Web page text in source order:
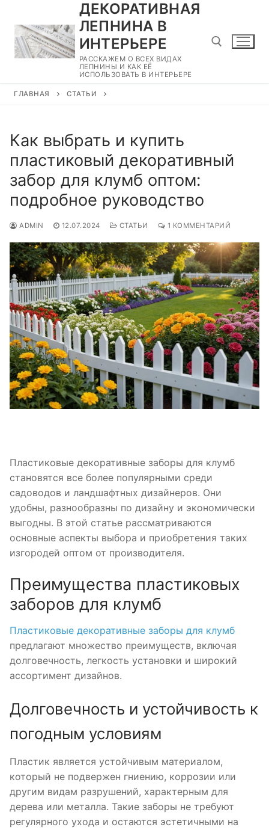
содержимому
ДЕКОРАТИВНАЯ
ЛЕПНИНА В
ИНТЕРЬЕРЕ
РАССКАЖЕМ О ВСЕХ ВИДАХ
ЛЕПНИНЫ И КАК ЕЁ
ИСПОЛЬЗОВАТЬ В ИНТЕРЬЕРЕ
ГЛАВНАЯ СТАТЬИ
Как выбрать и купить
пластиковый декоративный
забор для клумб оптом:
подробное руководство
ADMIN 12.07.2024 СТАТЬИ 1 КОММЕНТАРИЙ
Пластиковые декоративные заборы для клумб
становятся все более популярными среди
садоводов и ландшафтных дизайнеров. Они
удобны, разнообразны по дизайну и экономически
выгодны. В этой статье рассматриваются
основные аспекты выбора и приобретения таких
изгородей оптом от производителя.
Преимущества пластиковых
заборов для клумб
Пластиковые декоративные заборы для клумб
предлагают множество преимуществ, включая
долговечность, легкость установки и широкий
ассортимент дизайнов.
Долговечность и устойчивость к
погодным условиям
Пластик является устойчивым материалом,
который не подвержен гниению, коррозии или
другим видам разрушений, характерным для
дерева или металла. Такие заборы не требуют
регулярного ухода и остаются эстетичными на